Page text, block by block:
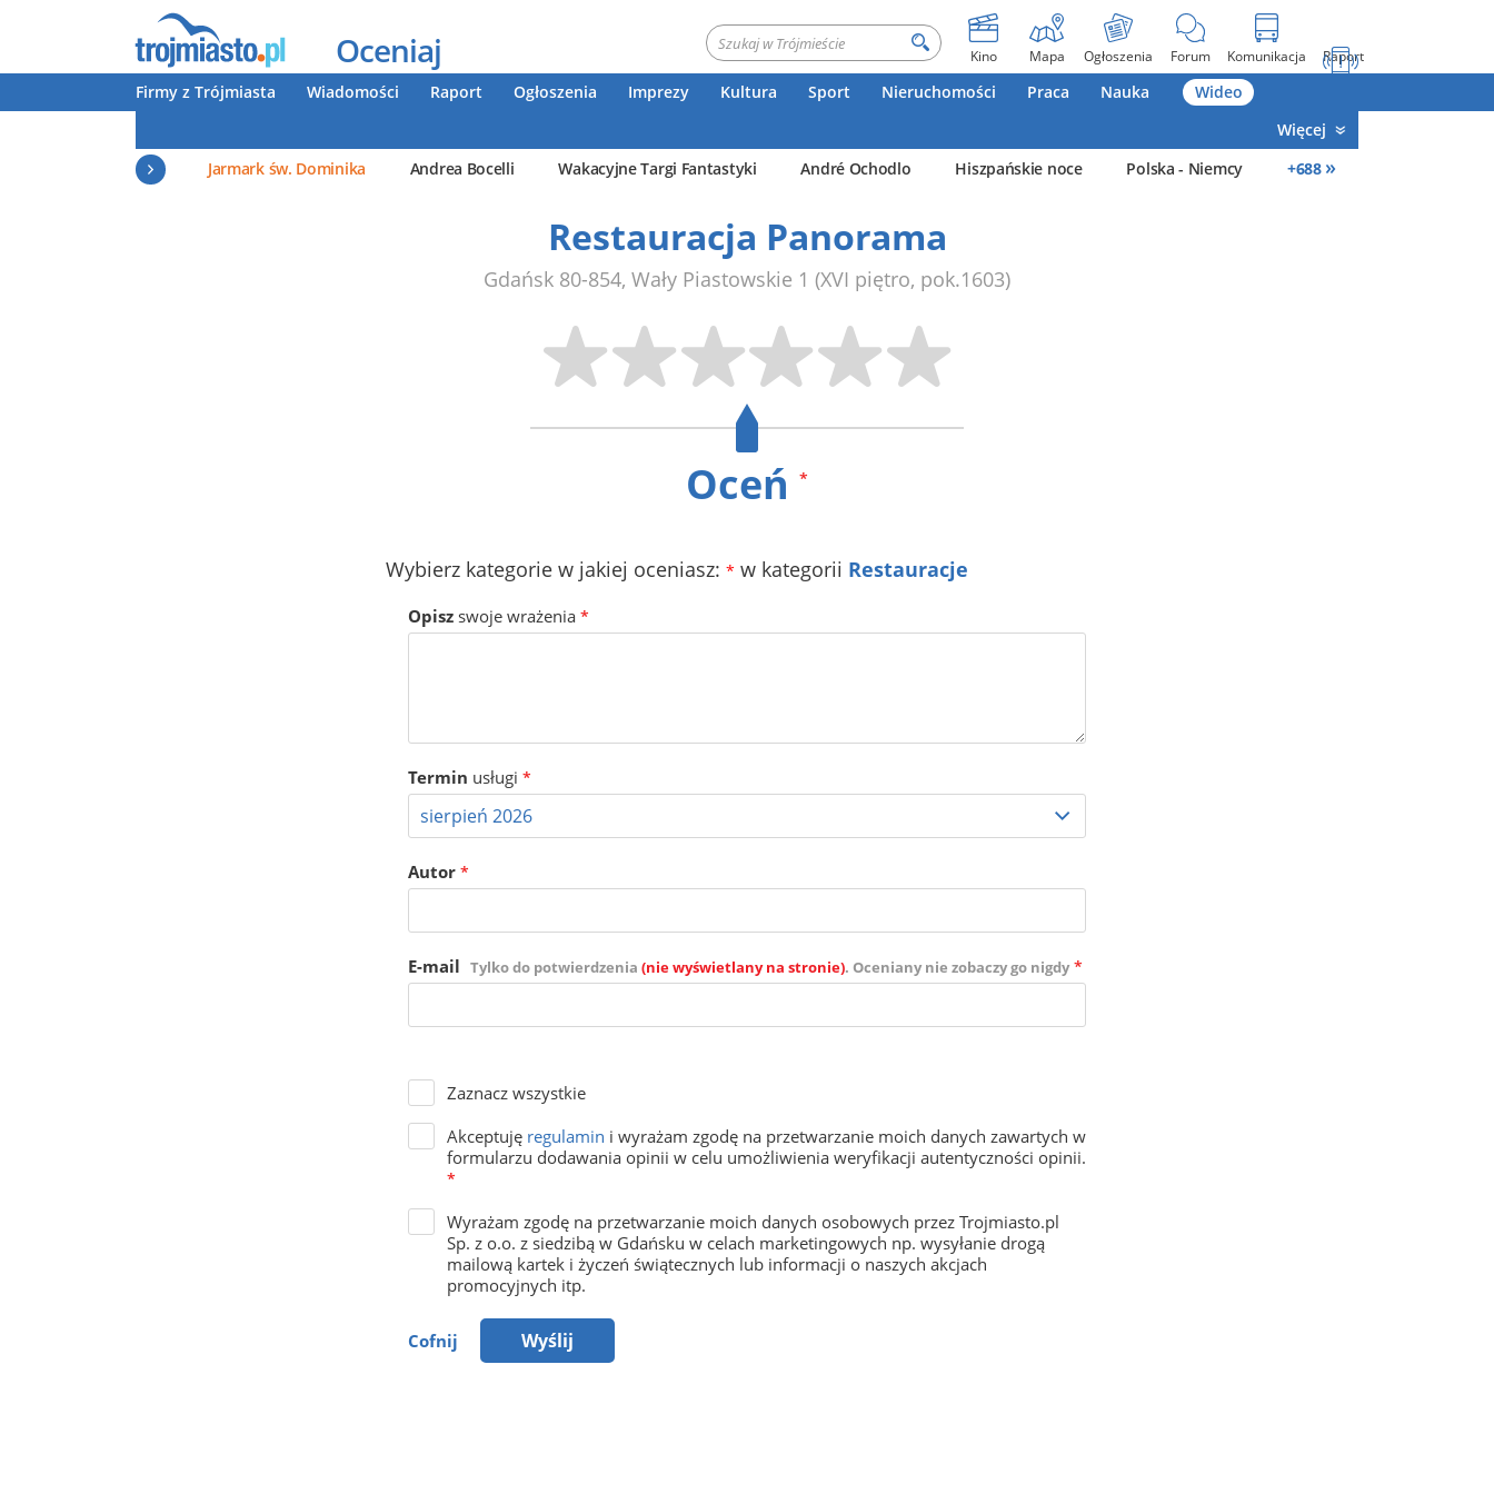
Oceniaj Kino Mapa Ogłoszenia Forum Komunikacja Raport
Firmy z Trójmiasta Wiadomości Raport Ogłoszenia Imprezy Kultura Sport Nieruchomości Praca Nauka
Wideo
Więcej
Jarmark św. Dominika
Andrea Bocelli Wakacyjne Targi Fantastyki André Ochodlo Hiszpańskie noce Polska - Niemcy +688 »
Restauracja Panorama
Gdańsk 80-854, Wały Piastowskie 1 (XVI piętro, pok.1603)
Oceń *
Wybierz kategorie w jakiej oceniasz: * w kategorii Restauracje
Opisz swoje wrażenia *
Termin usługi *
Autor *
E-mail Tylko do potwierdzenia (nie wyświetlany na stronie). Oceniany nie zobaczy go nigdy *
Zaznacz wszystkie
Akceptuję regulamin i wyrażam zgodę na przetwarzanie moich danych zawartych w
formularzu dodawania opinii w celu umożliwienia weryfikacji autentyczności opinii.
*
Wyrażam zgodę na przetwarzanie moich danych osobowych przez Trojmiasto.pl
Sp. z o.o. z siedzibą w Gdańsku w celach marketingowych np. wysyłanie drogą
mailową kartek i życzeń świątecznych lub informacji o naszych akcjach
promocyjnych itp.
Cofnij Wyślij